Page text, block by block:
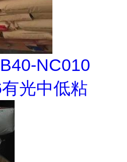
NC010
光中低粘